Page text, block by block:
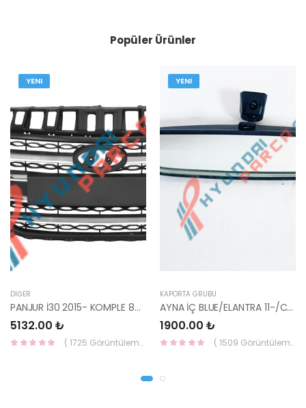
Popüler Ürünler
YENI
DIĞER
PANJUR İ30 2015- KOMPLE 86350-A6800-YS
5132.00 ₺
( 1725 Görüntüleme )
YENI
KAPORTA GRUBU
AYNA İÇ BLUE/ELANTRA 11-/CEED 10-/RİO 12-/SPORTAGE 11- 85101-3X100-HMC
1900.00 ₺
( 1509 Görüntüleme )